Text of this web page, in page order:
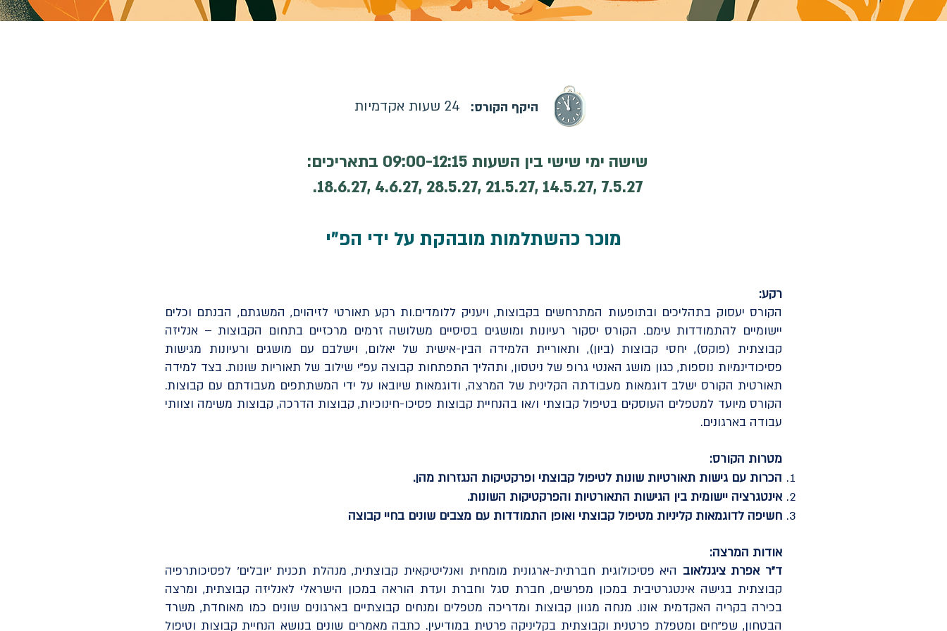
24 שעות אקדמיות היקף הקורס:
שישה ימי שישי בין השעות 09:00-12:15 בתאריכים:
7.5.27 ,14.5.27 ,21.5.27 ,28.5.27 ,4.6.27 ,18.6.27.
מוכר כהשתלמות מובהקת על ידי הפ"י
רקע:
הקורס יעסוק בתהליכים ובתופעות המתרחשים בקבוצות, ויעניק ללומדים.ות רקע תאורטי לזיהוים, המשגתם, הבנתם וכלים
יישומיים להתמודדות עימם. הקורס יסקור רעיונות ומושגים בסיסיים משלושה זרמים מרכזיים בתחום הקבוצות – אנליזה
קבוצתית (פוקס), יחסי קבוצות (ביון), ותאוריית הלמידה הבין-אישית של יאלום, וישלבם עם מושגים ורעיונות מגישות
פסיכודינמיות נוספות, כגון מושג האנטי גרופ של ניטסון, ותהליך התפתחות קבוצה עפ"י שילוב של תאוריות שונות. בצד למידה
תאורטית הקורס ישלב דוגמאות מעבודתה הקלינית של המרצה, ודוגמאות שיובאו על ידי המשתתפים מעבודתם עם קבוצות.
הקורס מיועד למטפלים העוסקים בטיפול קבוצתי ו/או בהנחיית קבוצות פסיכו-חינוכיות, קבוצות הדרכה, קבוצות משימה וצוותי
עבודה בארגונים.
מטרות הקורס:
הכרות עם גישות תאורטיות שונות לטיפול קבוצתי ופרקטיקות הנגזרות מהן.
אינטגרציה יישומית בין הגישות התאורטיות והפרקטיקות השונות.
חשיפה לדוגמאות קליניות מטיפול קבוצתי ואופן התמודדות עם מצבים שונים בחיי קבוצה
אודות המרצה:
ד"ר אפרת ציגנלאוב היא פסיכולוגית חברתית-ארגונית מומחית ואנליטיקאית קבוצתית, מנהלת תכנית 'יובלים' לפסיכותרפיה
קבוצתית בגישה אינטגרטיבית במכון מפרשים, חברת סגל וחברת ועדת הוראה במכון הישראלי לאנליזה קבוצתית, ומרצה
בכירה בקריה האקדמית אונו. מנחה מגוון קבוצות ומדריכה מטפלים ומנחים קבוצתיים בארגונים שונים כמו מאוחדת, משרד
הבטחון, שפ"חים ומטפלת פרטנית וקבוצתית בקליניקה פרטית במודיעין. כתבה מאמרים שונים בנושא הנחיית קבוצות וטיפול